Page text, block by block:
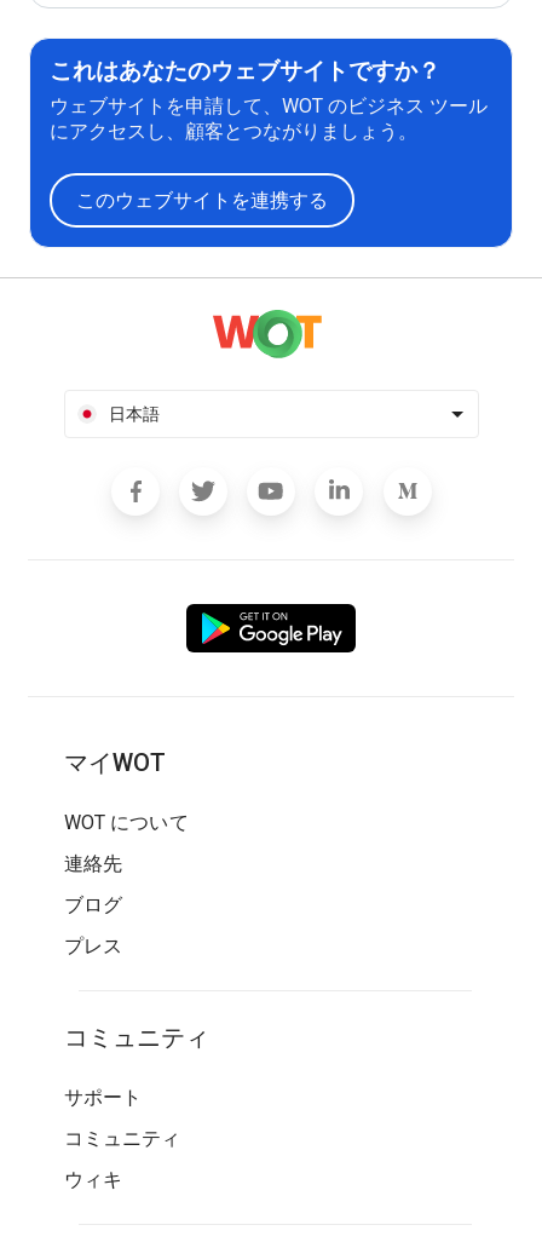
これはあなたのウェブサイトですか？
ウェブサイトを申請して、WOT のビジネス ツール
にアクセスし、顧客とつながりましょう。
このウェブサイトを連携する
日本語
マイWOT
WOT について
連絡先
ブログ
プレス
コミュニティ
サポート
コミュニティ
ウィキ